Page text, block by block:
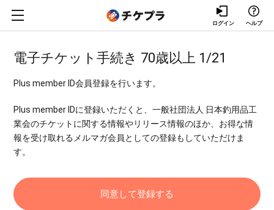
ログイン ヘルプ
電子チケット手続き 70歳以上 1/21
Plus member ID会員登録を行います。
Plus member IDに登録いただくと、一般社団法人 日本釣用品工
業会のチケットに関する情報やリリース情報のほか、お得な情
報を受け取れるメルマガ会員としての登録もしていただけま
す。